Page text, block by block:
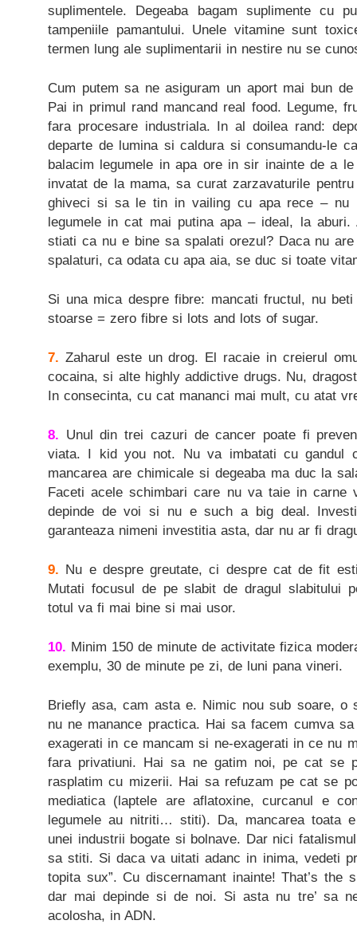
suplimentele. Degeaba bagam suplimente cu
tampeniile pamantului. Unele vitamine sunt
termen lung ale suplimentarii in nestire nu se
Cum putem sa ne asiguram un aport mai bun
Pai in primul rand mancand real food. Legume,
fara procesare industriala. In al doilea rand:
departe de lumina si caldura si consumandu-le
balacim legumele in apa ore in sir inainte de a
invatat de la mama, sa curat zarzavaturile
ghiveci si sa le tin in vailing cu apa rece – nu
legumele in cat mai putina apa – ideal, la
stiati ca nu e bine sa spalati orezul? Daca nu
spalaturi, ca odata cu apa aia, se duc si toate
Si una mica despre fibre: mancati fructul, nu
stoarse = zero fibre si lots and lots of sugar.
7. Zaharul este un drog. El racaie in creierul
cocaina, si alte highly addictive drugs. Nu,
In consecinta, cu cat mananci mai mult, cu atat
8. Unul din trei cazuri de cancer poate fi
viata. I kid you not. Nu va imbatati cu gandul
mancarea are chimicale si degeaba ma duc la
Faceti acele schimbari care nu va taie in
depinde de voi si nu e such a big deal.
garanteaza nimeni investitia asta, dar nu ar fi
9. Nu e despre greutate, ci despre cat de fit
Mutati focusul de pe slabit de dragul slabitului
totul va fi mai bine si mai usor.
10. Minim 150 de minute de activitate fizica
exemplu, 30 de minute pe zi, de luni pana vineri.
Briefly asa, cam asta e. Nimic nou sub soare, o
nu ne manance practica. Hai sa facem cumva
exagerati in ce mancam si ne-exagerati in ce nu
fara privatiuni. Hai sa ne gatim noi, pe cat se
rasplatim cu mizerii. Hai sa refuzam pe cat se
mediatica (laptele are aflatoxine, curcanul e
legumele au nitriti… stiti). Da, mancarea toata
unei industrii bogate si bolnave. Dar nici
sa stiti. Si daca va uitati adanc in inima, vedeti
topita sux”. Cu discernamant inainte! That’s the
dar mai depinde si de noi. Si asta nu tre’ sa
acolosha, in ADN.